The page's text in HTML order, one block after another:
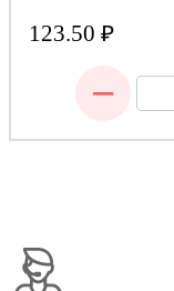
123.50 ₽
−